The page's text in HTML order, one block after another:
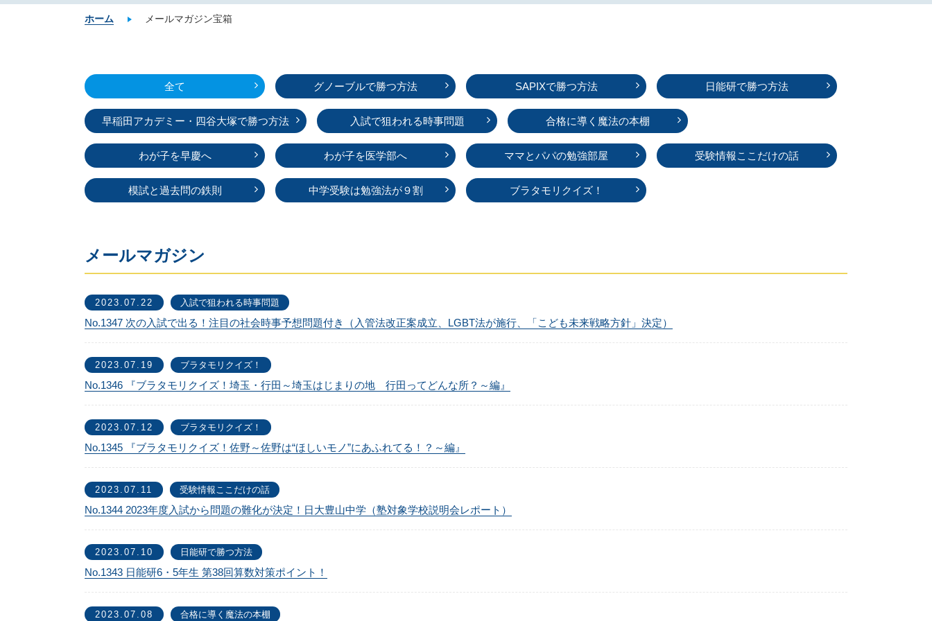
ホーム メールマガジン宝箱
全て グノーブルで勝つ方法 SAPIXで勝つ方法 日能研で勝つ方法
早稲田アカデミー・ 四谷大塚で勝つ方法 入試で狙われる時事問題 合格に導く魔法の本棚
わが子を早慶へ わが子を医学部へ ママとパパの勉強部屋 受験情報ここだけの話
模試と過去問の鉄則 中学受験は勉強法が９割 ブラタモリクイズ！
メールマガジン
2023.07.22 入試で狙われる時事問題
No.1347 次の入試で出る！注目の社会時事予想問題付き（入管法改正案成立、LGBT法が施行、「こども未来戦略方針」決定）
2023.07.19 ブラタモリクイズ！
No.1346 『ブラタモリクイズ！埼玉・行田～埼玉はじまりの地 行田ってどんな所？～編』
2023.07.12 ブラタモリクイズ！
No.1345 『ブラタモリクイズ！佐野～佐野は“ほしいモノ”にあふれてる！？～編』
2023.07.11 受験情報ここだけの話
No.1344 2023年度入試から問題の難化が決定！日大豊山中学（塾対象学校説明会レポート）
2023.07.10 日能研で勝つ方法
No.1343 日能研6・5年生 第38回算数対策ポイント！
2023.07.08 合格に導く魔法の本棚